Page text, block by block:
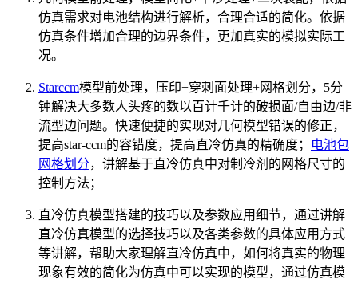
仿真需求对电池结构进行解析，合理合适的简化。依据
仿真条件增加合理的边界条件，更加真实的模拟实际工
况。
Starccm模型前处理，压印+穿刺面处理+网格划分，5分
钟解决大多数人头疼的数以百计千计的破损面/自由边/非
流型边问题。快速便捷的实现对几何模型错误的修正，
提高star-ccm的容错度，提高直冷仿真的精确度；
电池包
网格划分，讲解基于直冷仿真中对制冷剂的网格尺寸的
控制方法；
直冷仿真模型搭建的技巧以及参数应用细节，通过讲解
直冷仿真模型的选择技巧以及各类参数的具体应用方式
等讲解，帮助大家理解直冷仿真中，如何将真实的物理
现象有效的简化为仿真中可以实现的模型，通过仿真模